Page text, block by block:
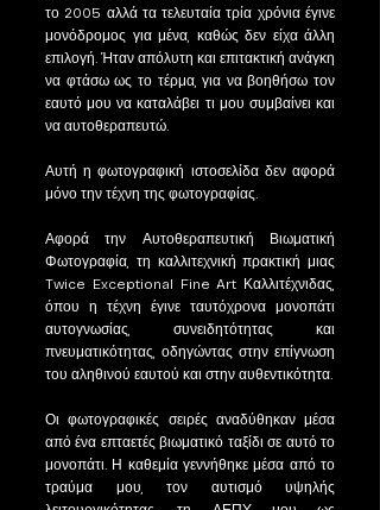
το 2005 αλλά τα τελευταία τρία χρόνια έγινε
μονόδρομος για μένα, καθώς δεν είχα άλλη
επιλογή. Ήταν απόλυτη και επιτακτική ανάγκη
να φτάσω ως το τέρμα, για να βοηθήσω τον
εαυτό μου να καταλάβει τι μου συμβαίνει και
να αυτοθεραπευτώ.
Αυτή η φωτογραφική ιστοσελίδα δεν αφορά
μόνο την τέχνη της φωτογραφίας.
Αφορά την Αυτοθεραπευτική Βιωματική
Φωτογραφία, τη καλλιτεχνική πρακτική μιας
Twice Exceptional Fine Art Καλλιτέχνιδας,
όπου η τέχνη έγινε ταυτόχρονα μονοπάτι
αυτογνωσίας, συνειδητότητας και
πνευματικότητας, οδηγώντας στην επίγνωση
του αληθινού εαυτού και στην αυθεντικότητα.
Οι φωτογραφικές σειρές αναδύθηκαν μέσα
από ένα επταετές βιωματικό ταξίδι σε αυτό το
μονοπάτι. Η καθεμία γεννήθηκε μέσα από το
τραύμα μου, τον αυτισμό υψηλής